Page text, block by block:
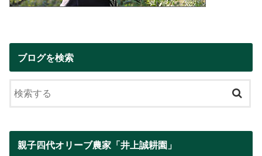
ブログを検索
親子四代オリーブ農家「井上誠耕園」